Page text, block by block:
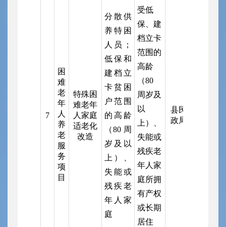
困
难
老
年
人
养
老
服
务
项
目
7
特殊困
难老年
人家庭
适老化
改造
分散供
养特困
人员；
低保和
建档立
卡贫困
户范围
的高龄
（80 周
岁及以
上）、
失能或
残疾老
年人家
庭
受低
保、建
档立卡
范围的
高龄
（80
周岁及
以
上）、
失能或
残疾老
年人家
庭所拥
有产权
或长期
居住
县民
政局